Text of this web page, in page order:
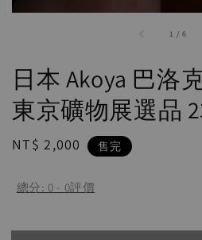
1 /6
日本 Akoya 巴洛
東京礦物展選品
Regular
NT$ 2,000 售完
總分: 0 - 0評價